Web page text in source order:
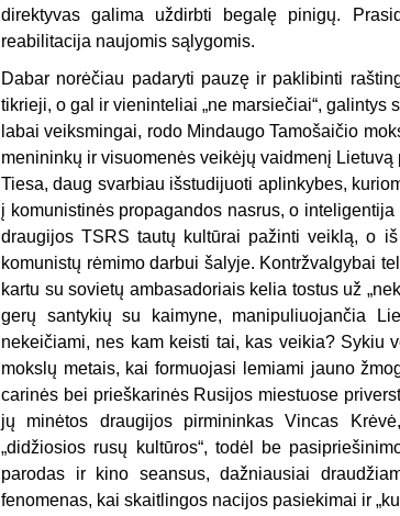
direktyvas galima uždirbti begalę pinigų.
reabilitacija naujomis sąlygomis.
Dabar norėčiau padaryti pauzę ir paklibinti
tikrieji, o gal ir vieninteliai „ne marsiečiai“,
labai veiksmingai, rodo Mindaugo Tamošaičio
menininkų ir visuomenės veikėjų vaidmenį
Tiesa, daug svarbiau išstudijuoti aplinkybes,
į komunistinės propagandos nasrus, o
draugijos TSRS tautų kultūrai pažinti veiklą, o
komunistų rėmimo darbui šalyje. Kontržvalgybai
kartu su sovietų ambasadoriais kelia tostus už
gerų santykių su kaimyne, manipuliuojančia
nekeičiami, nes kam keisti tai, kas veikia? Sykiu
mokslų metais, kai formuojasi lemiami jauno
carinės bei prieškarinės Rusijos miestuose
jų minėtos draugijos pirmininkas Vincas
„didžiosios rusų kultūros“, todėl be
parodas ir kino seansus, dažniausiai
fenomenas, kai skaitlingos nacijos pasiekimai ir